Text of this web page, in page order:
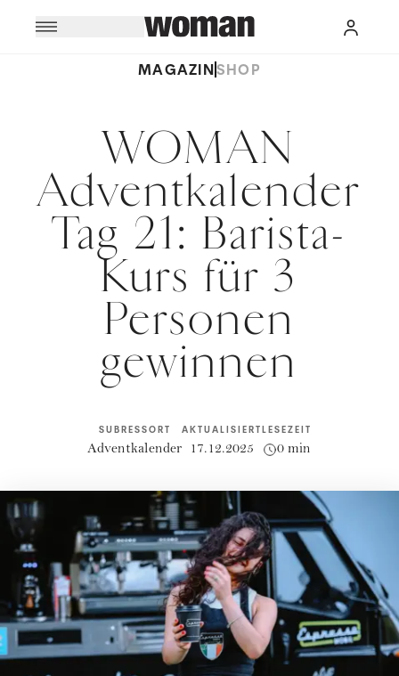
MAGAZINSHOP
WOMAN
Adventkalender
Tag 21: Barista-
Kurs für 3
Personen
gewinnen
SUBRESSORT
Adventkalender
AKTUALISIERT
17.12.2025
LESEZEIT
0 min